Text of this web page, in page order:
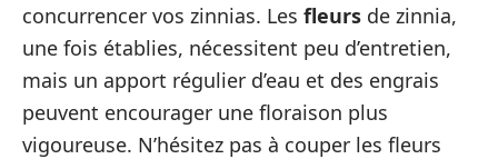
concurrencer vos zinnias. Les fleurs de zinnia,
une fois établies, nécessitent peu d’entretien,
mais un apport régulier d’eau et des engrais
peuvent encourager une floraison plus
vigoureuse. N’hésitez pas à couper les fleurs